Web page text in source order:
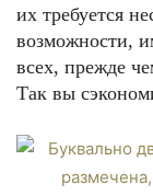
их требуется
возможности,
всех, прежде
Так вы